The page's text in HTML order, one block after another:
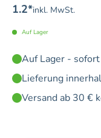
1.2*inkl. MwSt.
Auf Lager
Auf Lager -
Lieferung
Versand ab 30 €